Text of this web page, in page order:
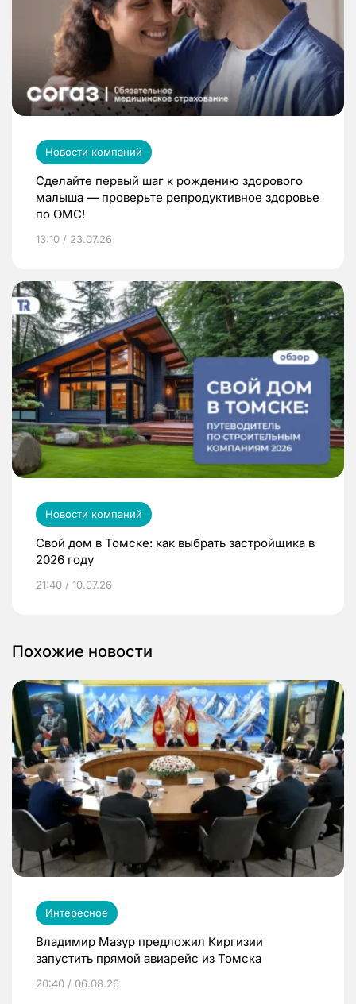
Новости компаний
Сделайте первый шаг к рождению здорового
малыша — проверьте репродуктивное здоровье
по ОМС!
13:10 / 23.07.26
Новости компаний
Свой дом в Томске: как выбрать застройщика в
2026 году
21:40 / 10.07.26
Похожие новости
Интересное
Владимир Мазур предложил Киргизии
запустить прямой авиарейс из Томска
20:40 / 06.08.26